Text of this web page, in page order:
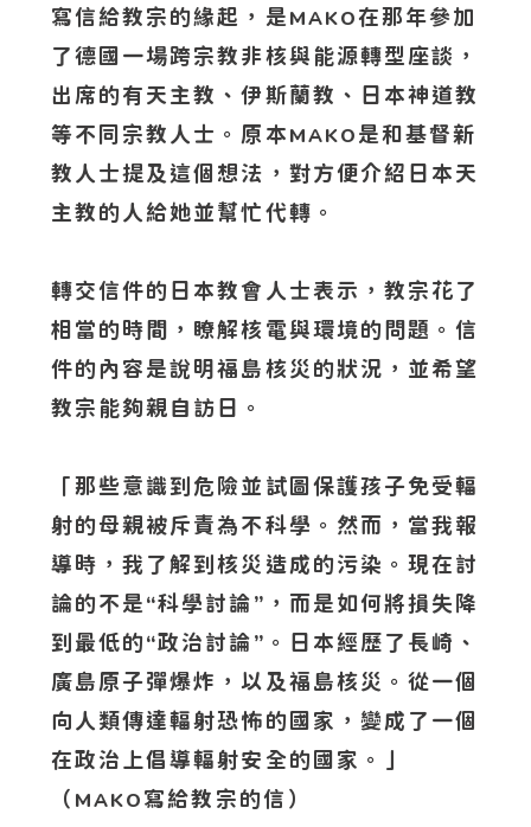
寫信給教宗的緣起，是 MAKO 在那年參加
了德國一場跨宗教非核與能源轉型座談，
出席的有天主教、伊斯蘭教、日本神道教
等不同宗教人士。原本 MAKO 是和基督新
教人士提及這個想法，對方便介紹日本天
主教的人給她並幫忙代轉。
轉交信件的日本教會人士表示，教宗花了
相當的時間，瞭解核電與環境的問題。信
件的內容是說明福島核災的狀況，並希望
教宗能夠親自訪日。
「那些意識到危險並試圖保護孩子免受輻
射的母親被斥責為不科學。然而，當我報
導時，我了解到核災造成的污染。現在討
論的不是“科學討論”，而是如何將損失降
到最低的“政治討論”。日本經歷了長崎、
廣島原子彈爆炸，以及福島核災。從一個
向人類傳達輻射恐怖的國家，變成了一個
在政治上倡導輻射安全的國家。」
（ MAKO 寫給教宗的信）